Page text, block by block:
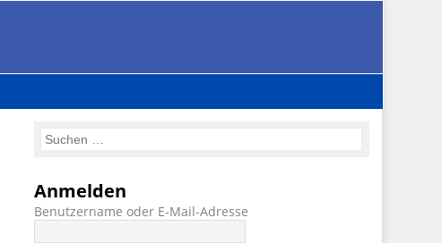
Anmelden
Benutzername oder E-Mail-Adresse